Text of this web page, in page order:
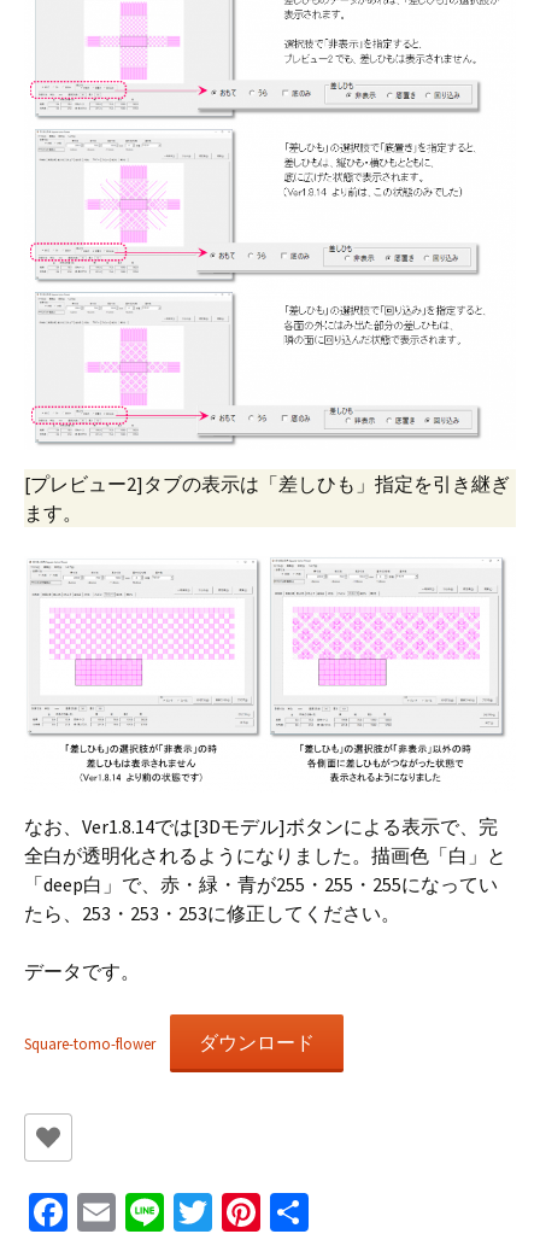
[プレビュー2]タブの表示は「差しひも」指定を引き継ぎ
ます。
なお、Ver1.8.14では[3Dモデル]ボタンによる表示で、完
全白が透明化されるようになりました。描画色「白」と
「deep白」で、赤・緑・青が255・255・255になってい
たら、253・253・253に修正してください。
データです。
Square-tomo-flower ダウンロード
Fa E
Li T
Pi